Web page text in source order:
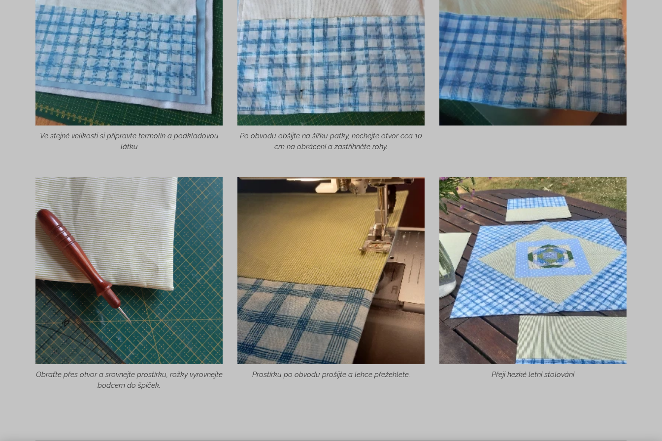
Ve stejné velikosti si připravte termolín a podkladovou
látku
Po obvodu obšijte na šířku patky, nechejte otvor cca 10
cm na obrácení a zastřihněte rohy.
Obraťte přes otvor a srovnejte prostírku, rožky vyrovnejte
bodcem do špiček.
Prostírku po obvodu prošijte a lehce přežehlete. Přeji hezké letní stolování